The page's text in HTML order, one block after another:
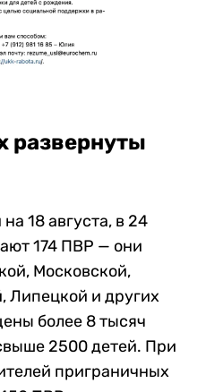
развернуты
18 августа, в 24
174 ПВР — они
Московской,
Липецкой и других
более 8 тысяч
2500 детей. При
приграничных